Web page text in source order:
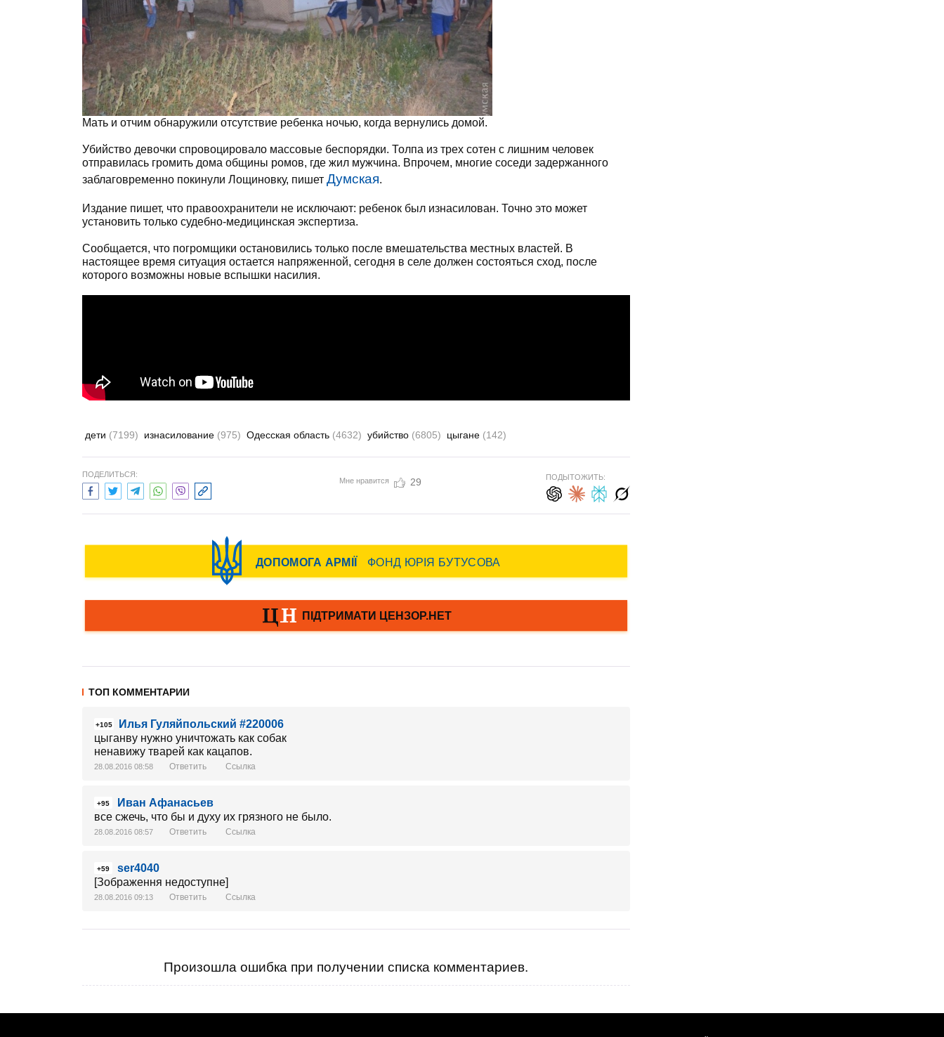
Мать и отчим обнаружили отсутствие ребенка ночью, когда вернулись домой.
Убийство девочки спровоцировало массовые беспорядки. Толпа из трех сотен с лишним человек
отправилась громить дома общины ромов, где жил мужчина. Впрочем, многие соседи задержанного
заблаговременно покинули Лощиновку, пишет Думская.
Издание пишет, что правоохранители не исключают: ребенок был изнасилован. Точно это может
установить только судебно-медицинская экспертиза.
Сообщается, что погромщики остановились только после вмешательства местных властей. В
настоящее время ситуация остается напряженной, сегодня в селе должен состояться сход, после
которого возможны новые вспышки насилия.
дети (7199) изнасилование (975) Одесская область (4632) убийство (6805) цыгане (142)
ПОДЕЛИТЬСЯ:
Мне нравится 29 ПОДЫТОЖИТЬ:
ТОП КОММЕНТАРИИ
+105
Илья Гуляйпольский #220006
цыганву нужно уничтожать как собак
ненавижу тварей как кацапов.
28.08.2016 08:58 Ответить Ссылка
+95
Иван Афанасьев
все сжечь, что бы и духу их грязного не было.
28.08.2016 08:57 Ответить Ссылка
+59
ser4040
[Зображення недоступне]
28.08.2016 09:13 Ответить Ссылка
Произошла ошибка при получении списка комментариев.